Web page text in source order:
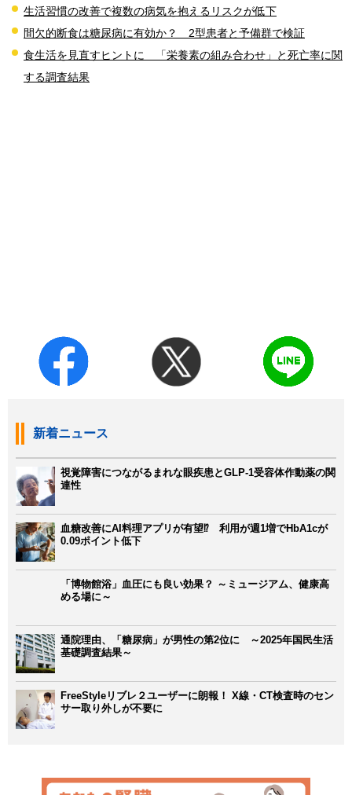
生活習慣の改善で複数の病気を抱えるリスクが低下
間欠的断食は糖尿病に有効か？ 2型患者と予備群で検証
食生活を見直すヒントに 「栄養素の組み合わせ」と死亡率に関
する調査結果
新着ニュース
視覚障害につながるまれな眼疾患とGLP-1受容体作動薬の関
連性
血糖改善にAI料理アプリが有望⁉ 利用が週1増でHbA1cが
0.09ポイント低下
「博物館浴」血圧にも良い効果？ ～ミュージアム、健康高
める場に～
通院理由、「糖尿病」が男性の第2位に ～2025年国民生活
基礎調査結果～
FreeStyleリブレ２ユーザーに朗報！ X線・CT検査時のセン
サー取り外しが不要に